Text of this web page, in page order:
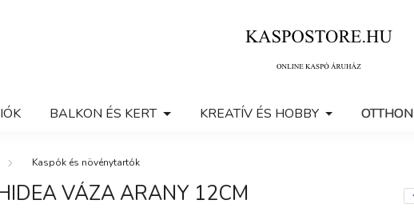
BALKON ÉS KERT KREATÍV ÉS HOBBY OTTHON
Kaspók és növénytartók
VÁZA ARANY 12CM